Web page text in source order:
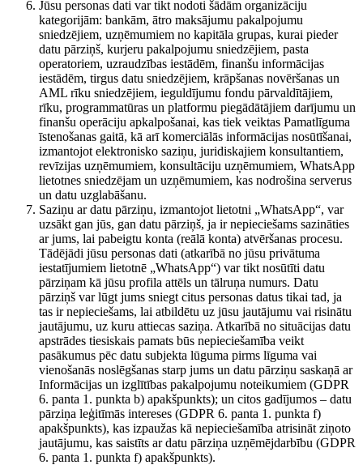
Jūsu personas dati var tikt nodoti šādām organizāciju
kategorijām: bankām, ātro maksājumu pakalpojumu
sniedzējiem, uzņēmumiem no kapitāla grupas, kurai pieder
datu pārziņš, kurjeru pakalpojumu sniedzējiem, pasta
operatoriem, uzraudzības iestādēm, finanšu informācijas
iestādēm, tirgus datu sniedzējiem, krāpšanas novēršanas un
AML rīku sniedzējiem, ieguldījumu fondu pārvaldītājiem,
rīku, programmatūras un platformu piegādātājiem darījumu un
finanšu operāciju apkalpošanai, kas tiek veiktas Pamatlīguma
īstenošanas gaitā, kā arī komerciālās informācijas nosūtīšanai,
izmantojot elektronisko saziņu, juridiskajiem konsultantiem,
revīzijas uzņēmumiem, konsultāciju uzņēmumiem, WhatsApp
lietotnes sniedzējam un uzņēmumiem, kas nodrošina serverus
un datu uzglabāšanu.
Saziņu ar datu pārziņu, izmantojot lietotni „WhatsApp“, var
uzsākt gan jūs, gan datu pārziņš, ja ir nepieciešams sazināties
ar jums, lai pabeigtu konta (reālā konta) atvēršanas procesu.
Tādējādi jūsu personas dati (atkarībā no jūsu privātuma
iestatījumiem lietotnē „WhatsApp“) var tikt nosūtīti datu
pārziņam kā jūsu profila attēls un tālruņa numurs. Datu
pārziņš var lūgt jums sniegt citus personas datus tikai tad, ja
tas ir nepieciešams, lai atbildētu uz jūsu jautājumu vai risinātu
jautājumu, uz kuru attiecas saziņa. Atkarībā no situācijas datu
apstrādes tiesiskais pamats būs nepieciešamība veikt
pasākumus pēc datu subjekta lūguma pirms līguma vai
vienošanās noslēgšanas starp jums un datu pārziņu saskaņā ar
Informācijas un izglītības pakalpojumu noteikumiem (GDPR
6. panta 1. punkta b) apakšpunkts); un citos gadījumos – datu
pārziņa leģitīmās intereses (GDPR 6. panta 1. punkta f)
apakšpunkts), kas izpaužas kā nepieciešamība atrisināt ziņoto
jautājumu, kas saistīts ar datu pārziņa uzņēmējdarbību (GDPR
6. panta 1. punkta f) apakšpunkts).